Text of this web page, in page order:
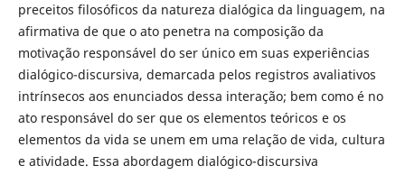
preceitos filosóficos da natureza dialógica da linguagem, na
afirmativa de que o ato penetra na composição da
motivação responsável do ser único em suas experiências
dialógico-discursiva, demarcada pelos registros avaliativos
intrínsecos aos enunciados dessa interação; bem como é no
ato responsável do ser que os elementos teóricos e os
elementos da vida se unem em uma relação de vida, cultura
e atividade. Essa abordagem dialógico-discursiva